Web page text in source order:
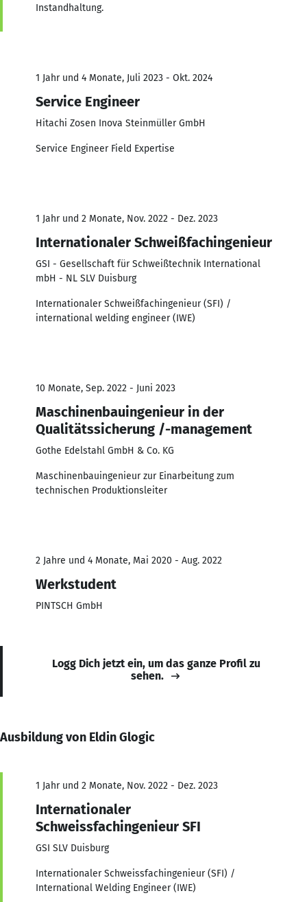
Instandhaltung.
1 Jahr und 4 Monate, Juli 2023 - Okt. 2024
Service Engineer
Hitachi Zosen Inova Steinmüller GmbH
Service Engineer Field Expertise
1 Jahr und 2 Monate, Nov. 2022 - Dez. 2023
Internationaler Schweißfachingenieur
GSI - Gesellschaft für Schweißtechnik International
mbH - NL SLV Duisburg
Internationaler Schweißfachingenieur (SFI) /
international welding engineer (IWE)
10 Monate, Sep. 2022 - Juni 2023
Maschinenbauingenieur in der
Qualitätssicherung /-management
Gothe Edelstahl GmbH & Co. KG
Maschinenbauingenieur zur Einarbeitung zum
technischen Produktionsleiter
2 Jahre und 4 Monate, Mai 2020 - Aug. 2022
Werkstudent
PINTSCH GmbH
Logg Dich jetzt ein, um das ganze Profil zu
sehen.
Ausbildung von Eldin Glogic
1 Jahr und 2 Monate, Nov. 2022 - Dez. 2023
Internationaler
Schweissfachingenieur SFI
GSI SLV Duisburg
Internationaler Schweissfachingenieur (SFI) /
International Welding Engineer (IWE)